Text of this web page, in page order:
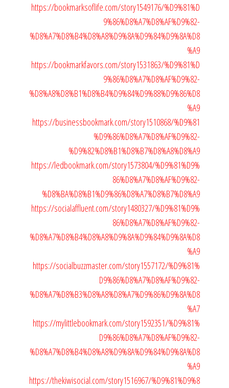
https://bookmarksoflife.com/story1549176/%D9%81%D
9%86%D8%A7%D8%AF%D9%82-
%D8%A7%D8%B4%D8%A8%D9%8A%D9%84%D9%8A%D8
%A9
https://bookmarkfavors.com/story1531863/%D9%81%D
9%86%D8%A7%D8%AF%D9%82-
%D8%A8%D8%B1%D8%B4%D9%84%D9%88%D9%86%D8
%A9
https://businessbookmark.com/story1510868/%D9%81
%D9%86%D8%A7%D8%AF%D9%82-
%D9%82%D8%B1%D8%B7%D8%A8%D8%A9
https://ledbookmark.com/story1573804/%D9%81%D9%
86%D8%A7%D8%AF%D9%82-
%D8%BA%D8%B1%D9%86%D8%A7%D8%B7%D8%A9
https://socialaffluent.com/story1480327/%D9%81%D9%
86%D8%A7%D8%AF%D9%82-
%D8%A7%D8%B4%D8%A8%D9%8A%D9%84%D9%8A%D8
%A9
https://socialbuzzmaster.com/story1557172/%D9%81%
D9%86%D8%A7%D8%AF%D9%82-
%D8%A7%D8%B3%D8%A8%D8%A7%D9%86%D9%8A%D8
%A7
https://mylittlebookmark.com/story1592351/%D9%81%
D9%86%D8%A7%D8%AF%D9%82-
%D8%A7%D8%B4%D8%A8%D9%8A%D9%84%D9%8A%D8
%A9
https://thekiwisocial.com/story1516967/%D9%81%D9%8